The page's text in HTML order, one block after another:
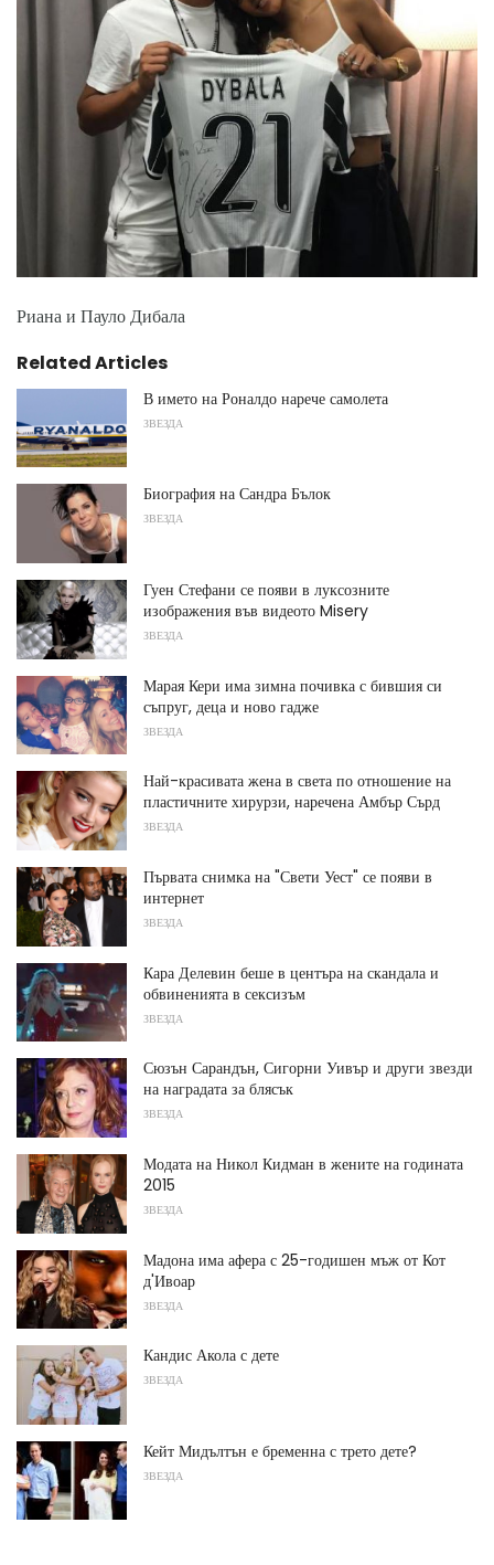
Риана и Пауло Дибала
Related Articles
В името на Роналдо нарече самолета
ЗВЕЗДА
Биография на Сандра Бълок
ЗВЕЗДА
Гуен Стефани се появи в луксозните
изображения във видеото Misery
ЗВЕЗДА
Марая Кери има зимна почивка с бившия си
съпруг, деца и ново гадже
ЗВЕЗДА
Най-красивата жена в света по отношение на
пластичните хирурзи, наречена Амбър Сърд
ЗВЕЗДА
Първата снимка на "Свети Уест" се появи в
интернет
ЗВЕЗДА
Кара Делевин беше в центъра на скандала и
обвиненията в сексизъм
ЗВЕЗДА
Сюзън Сарандън, Сигорни Уивър и други звезди
на наградата за блясък
ЗВЕЗДА
Модата на Никол Кидман в жените на годината
2015
ЗВЕЗДА
Мадона има афера с 25-годишен мъж от Кот
д'Ивоар
ЗВЕЗДА
Кандис Акола с дете
ЗВЕЗДА
Кейт Мидълтън е бременна с трето дете?
ЗВЕЗДА